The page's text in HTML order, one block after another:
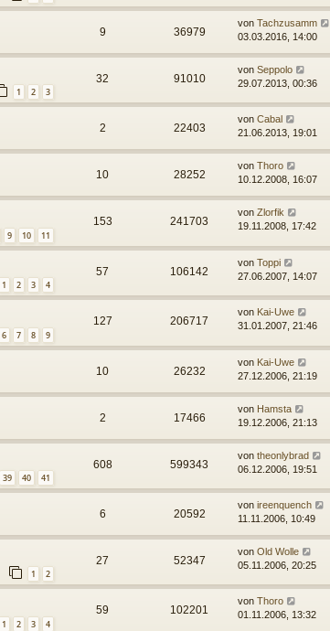
9 36979
von Tachzusamm
03.03.2016, 14:00
1 2 3
32 91010
von Seppolo
29.07.2013, 00:36
2 22403
von Cabal
21.06.2013, 19:01
10 28252
von Thoro
10.12.2008, 16:07
9 10 11
153 241703
von Zlorfik
19.11.2008, 17:42
1 2 3 4
57 106142
von Toppi
27.06.2007, 14:07
6 7 8 9
127 206717
von Kai-Uwe
31.01.2007, 21:46
10 26232
von Kai-Uwe
27.12.2006, 21:19
2 17466
von Hamsta
19.12.2006, 21:13
39 40 41
608 599343
von theonlybrad
06.12.2006, 19:51
6 20592
von ireenquench
11.11.2006, 10:49
1 2
27 52347
von Old Wolle
05.11.2006, 20:25
1 2 3 4
59 102201
von Thoro
01.11.2006, 13:32